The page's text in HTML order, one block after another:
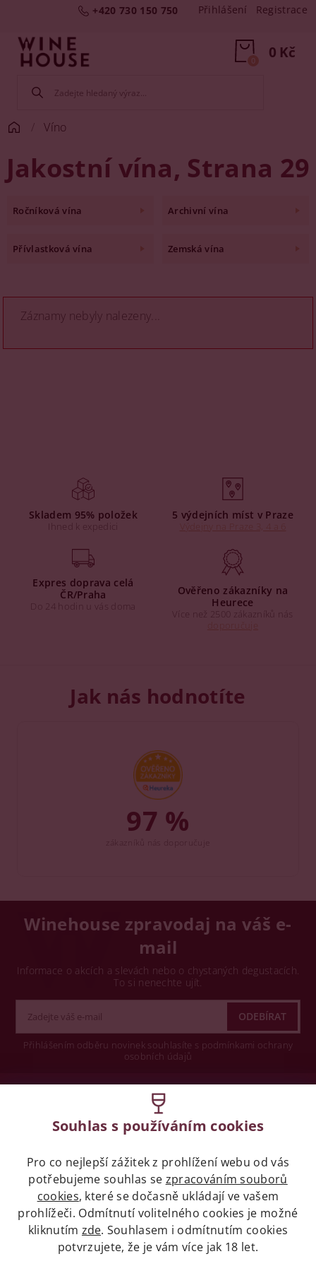
+420 730 150 750 Přihlášení Registrace
0 Kč
0
Víno
Jakostní vína, Strana 29
Ročníková vína Archivní vína
Přívlastková vína Zemská vína
Záznamy nebyly nalezeny...
Skladem 95% položek
Ihned k expedici
5 výdejních míst v Praze
Expres doprava celá
ČR/Praha
Do 24 hodin u vás doma
Ověřeno zákazníky na
Heurece
Více než 2500 zákazníků nás
Jak nás hodnotíte
97 %
Winehouse zpravodaj na váš e-
mail
Informace o akcích a slevách nebo o chystaných degustacích.
To si nenechte ujít.
Přihlášením odběru novinek souhlasíte s podmínkami ochrany
osobních údajů
Legislativa
Zákaz prodeje alkoholických nápojů osobám
mladších 18 let.
Naše služby
Souhlas s používáním cookies
Pro co nejlepší zážitek z prohlížení webu od vás
potřebujeme souhlas se zpracováním souborů
cookies, které se dočasně ukládají ve vašem
prohlížeči. Odmítnutí volitelného cookies je možné
kliknutím zde. Souhlasem i odmítnutím cookies
potvrzujete, že je vám více jak 18 let.